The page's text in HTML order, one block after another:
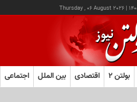
|
Thursday , 06 August 2026
بولتن ۲ اقتصادی بین الملل اجتماعی